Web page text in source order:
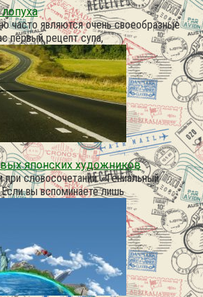
часто являются очень своеобразные
первый рецепт супа,
японских художников
словосочетании: «Гениальный
вы вспоминаете лишь